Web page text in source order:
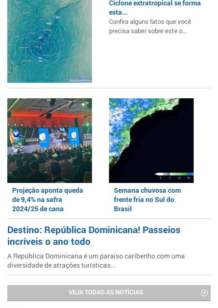
Ciclone extratropical se forma
esta...
Confira alguns fatos que você
precisa saber sobre este o...
Projeção aponta queda
de 9,4% na safra
2024/25 de cana
Semana chuvosa com
frente fria no Sul do
Brasil
Destino: República Dominicana! Passeios
incríveis o ano todo
A República Dominicana é um paraíso caribenho com uma
diversidade de atrações turísticas...
VEJA TODAS AS NOTÍCIAS